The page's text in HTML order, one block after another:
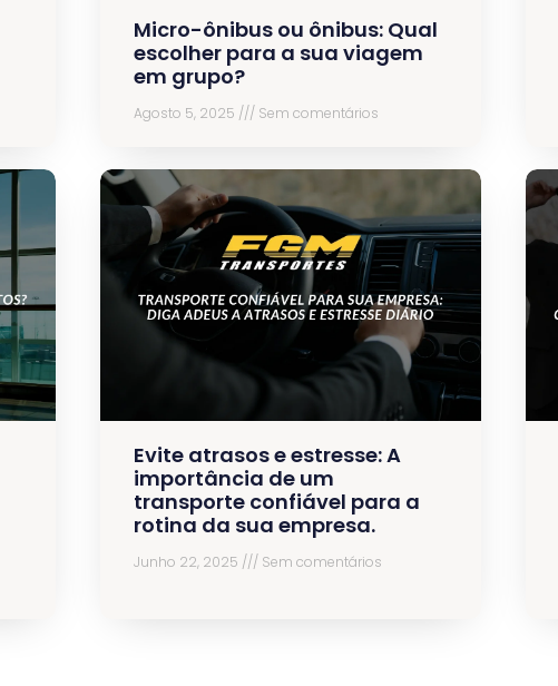
Micro-ônibus ou ônibus: Qual
escolher para a sua viagem
em grupo?
Agosto 5, 2025 Sem comentários
Evite atrasos e estresse: A
importância de um
transporte confiável para a
rotina da sua empresa.
Junho 22, 2025 Sem comentários